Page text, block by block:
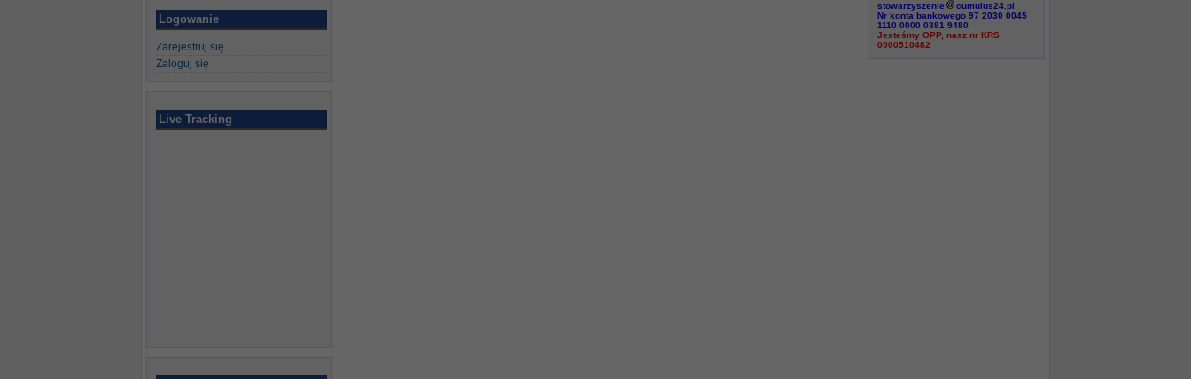
Logowanie
Zarejestruj się
Zaloguj się
Live Tracking
stowarzyszenie
cumulus24.pl
Nr konta bankowego 97 2030 0045
1110 0000 0381 9480
Jesteśmy OPP, nasz nr KRS
0000510482